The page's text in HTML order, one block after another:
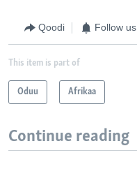
Qoodi Follow us
This item is part of
Oduu Afrikaa
Continue reading